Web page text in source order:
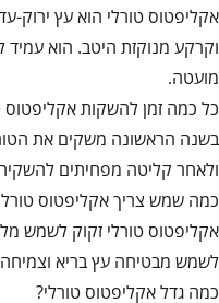
אקליפטוס טורלי הוא עץ ירוק-
וקרקע מנוקזת היטב. הוא
מועטה.
כל כמה זמן להשקות אקליפטוס
בשנה הראשונה משקים את
ולאחר קליטה מפחיתים
כמה שמש צריך אקליפטוס
אקליפטוס טורלי זקוק לשמש
לשמש מבטיחה עץ בריא
כמה גדל אקליפטוס טורלי?